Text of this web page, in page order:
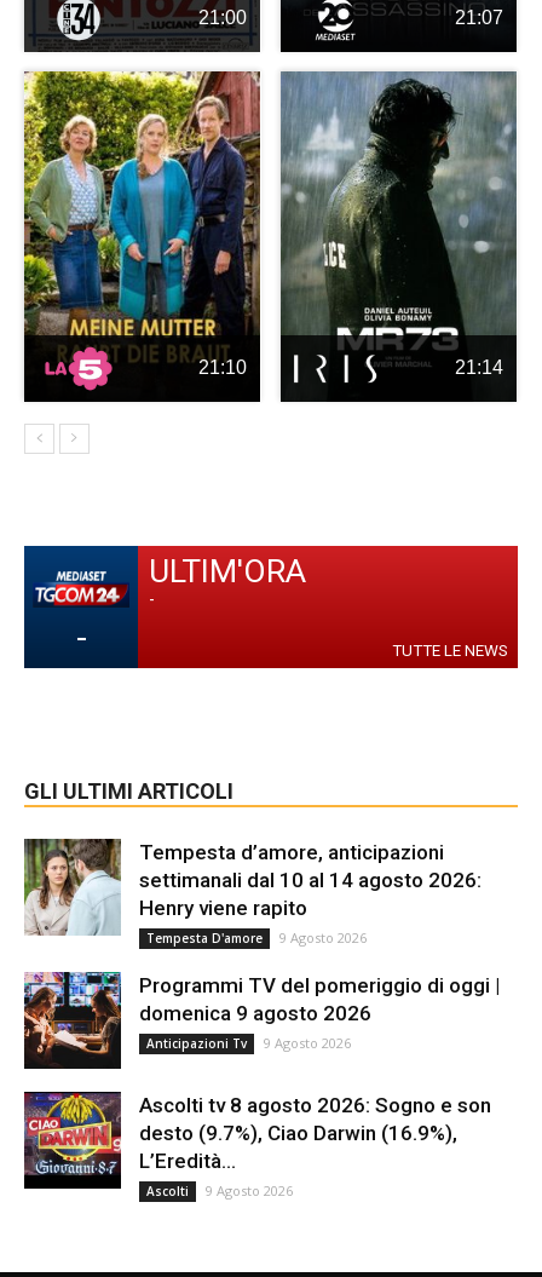
21:00 21:07
21:10 21:14
-
ULTIM'ORA
-
TUTTE LE NEWS
GLI ULTIMI ARTICOLI
Tempesta d’amore, anticipazioni
settimanali dal 10 al 14 agosto 2026:
Henry viene rapito
Tempesta D'amore 9 Agosto 2026
Programmi TV del pomeriggio di oggi |
domenica 9 agosto 2026
Anticipazioni Tv 9 Agosto 2026
Ascolti tv 8 agosto 2026: Sogno e son
desto (9.7%), Ciao Darwin (16.9%),
L’Eredità...
Ascolti 9 Agosto 2026